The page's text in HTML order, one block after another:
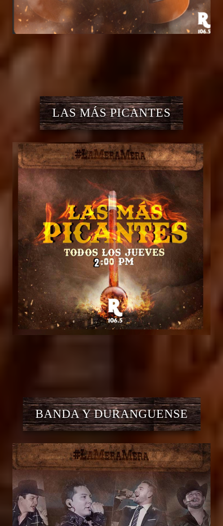
LAS MÁS PICANTES
BANDA Y DURANGUENSE